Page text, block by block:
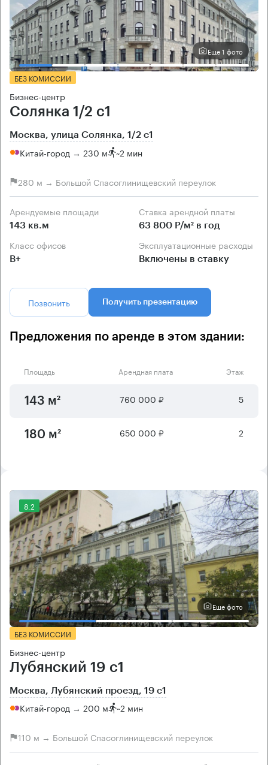
Еще 1 фото
БЕЗ КОМИССИИ
Бизнес-центр
Солянка 1/2 с1
Москва, улица Солянка, 1/2 с1
Китай-город → 230 м ~2 мин
280 м → Большой Спасоглинищевский переулок
Арендуемые площади
143 кв.м
Ставка арендной платы
63 800 Р/м² в год
Класс офисов
B+
Эксплуатационные расходы
Включены в ставку
Позвонить Получить презентацию
Предложения по аренде в этом здании:
Площадь Арендная плата Этаж
143 м² 760 000 ₽ 5
180 м² 650 000 ₽ 2
8.2
Еще фото
БЕЗ КОМИССИИ
Бизнес-центр
Лубянский 19 с1
Москва, Лубянский проезд, 19 с1
Китай-город → 200 м ~2 мин
110 м → Большой Спасоглинищевский переулок